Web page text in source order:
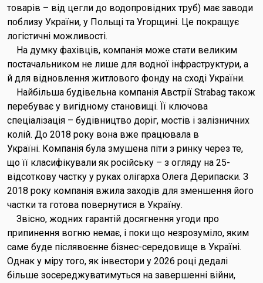
товарів – від цегли до водопровідних труб) має заводи
поблизу України, у Польщі та Угорщині. Це покращує
логістичні можливості.
На думку фахівців, компанія може стати великим
постачальником не лише для водної інфраструктури, а
й для відновлення житлового фонду на сході України.
Найбільша будівельна компанія Австрії Strabag також
перебуває у вигідному становищі. Її ключова
спеціалізація – будівництво доріг, мостів і залізничних
колій. До 2018 року вона вже працювала в
Україні. Компанія була змушена піти з ринку через те,
що її класифікували як російську – з огляду на 25-
відсоткову частку у руках олігарха Олега Дерипаски. З
2018 року компанія вжила заходів для зменшення його
частки та готова повернутися в Україну.
Звісно, жодних гарантій досягнення угоди про
припинення вогню немає, і поки що незрозуміло, яким
саме буде післявоєнне бізнес-середовище в Україні.
Однак у міру того, як інвестори у 2026 році дедалі
більше зосереджуватимуться на завершенні війни,